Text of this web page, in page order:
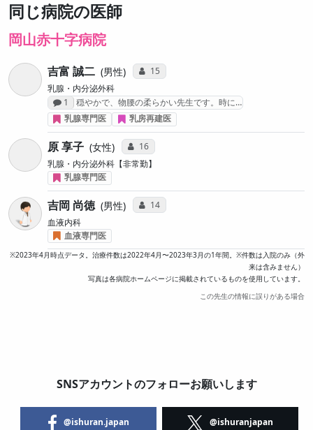
同じ病院の医師
岡山赤十字病院
吉富 誠二 男性 コミュニケーション・タイプ投票数
15
乳腺・内分泌外科
感想投稿数
1
穏やかで、物腰の柔らかい先生です。時に…
乳腺専門医
乳房再建医
原 享子 女性 コミュニケーション・タイプ投票数
16
乳腺・内分泌外科【非常勤】
乳腺専門医
吉岡 尚徳 男性 コミュニケーション・タイプ投票数
14
血液内科
血液専門医
※2023年4月時点データ。治療件数は2022年4月〜2023年3月の1年間。※件数は入院のみ（外
来は含みません）
写真は各病院ホームページに掲載されているものを使用しています。
この先生の情報に誤りがある場合
SNSアカウントのフォローお願いします
@ishuran.japan @ishuranjapan